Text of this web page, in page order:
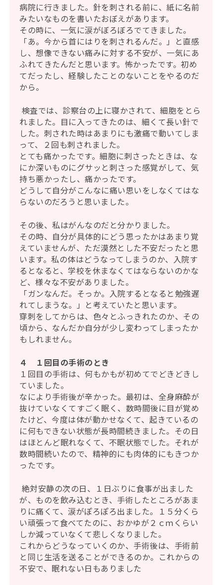
病院に行きました。針を刺される前に、紙に名前
みたいなものを書いたおぼえがあります。
その時に、一気に涙がぼろぼろでてきました。
「あ。今から首にはりを刺されるんだ。」と直感
し、想像できない痛みに対する不安が、一気にあ
ふれてきたんだと思います。怖かったです。初め
てだったし、経験したことのないことをやるのだ
から。
検査では、診察台の上に寝かされて、細胞をとら
れました。目に入ってきたのは、細くて長い針で
した。刺された時はあまりにも激痛で動いてしま
って、２回も刺されました。
とても痛かったです。細胞に刺さったときは、な
にか深いものにグサッと刺さった感覚がして、気
持ち悪かったし、痛かったです。
どうして自分がこんなに痛い思いをしなくてはな
らないのだろうと思いました。
その後、私はがんなのだと分かりました。
その時、自分が具体的にどう思ったかはあまり覚
えていませんが、ただ漠然とした不安だったと思
います。私の体はどうなってしまうのか、入院す
るとなると、学校を休まなくてはならないのかな
ど、様々な不安がありました。
「ガンなんだ。そっか。入院するとなると勉強遅
れてしまうな。」と考えていたと思います。
穿刺をしてからは、色々とふっきれたのか、その
頃から、なんだか自分が少し変わってしまったか
もしれません。
４ １回目の手術のとき
１回目の手術は、何もかもが初めてでどきどきし
ていました。
なにより手術後が辛かった。最初は、全身麻酔が
抜けていなくてすごく眠く、数時間後に目が覚め
たけど、今度は体が動かせなくて、起きているの
に何もできない状態が長時間続きました。その日
はほとんど眠れなくて、不眠状態でした。それが
数時間続いたので、精神的にも肉体的にもきつか
ったです。
絶対安静の次の日、１日ぶりに食事が出ました
が、ものを飲み込むとき、手術したところがあま
りに痛くて、涙がぽろぽろ出ました。１５分くら
い頑張って食べてたのに、おかゆが２ｃｍくらい
しか減っていなくて悲しくなりました。
これからどうなっていくのか、手術後は、手術前
と同じ生活を送ることができるのか。これからの
不安で、眠れない日もありました